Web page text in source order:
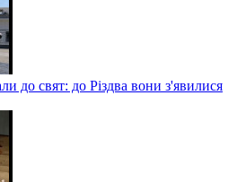
до свят: до Різдва вони з'явилися